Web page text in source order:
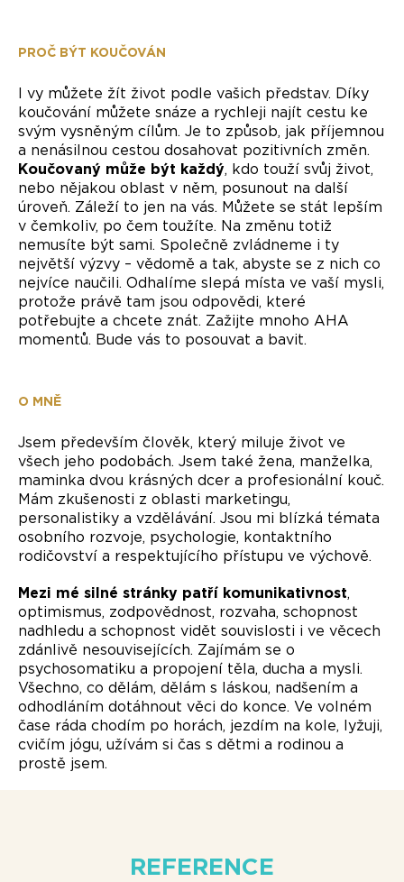
PROČ BÝT KOUČOVÁN
I vy můžete žít život podle vašich představ. Díky
koučování můžete snáze a rychleji najít cestu ke
svým vysněným cílům. Je to způsob, jak příjemnou
a nenásilnou cestou dosahovat pozitivních změn.
Koučovaný může být každý, kdo touží svůj život,
nebo nějakou oblast v něm, posunout na další
úroveň. Záleží to jen na vás. Můžete se stát lepším
v čemkoliv, po čem toužíte. Na změnu totiž
nemusíte být sami. Společně zvládneme i ty
největší výzvy – vědomě a tak, abyste se z nich co
nejvíce naučili. Odhalíme slepá místa ve vaší mysli,
protože právě tam jsou odpovědi, které
potřebujte a chcete znát. Zažijte mnoho AHA
momentů. Bude vás to posouvat a bavit.
O MNĚ
Jsem především člověk, který miluje život ve
všech jeho podobách. Jsem také žena, manželka,
maminka dvou krásných dcer a profesionální kouč.
Mám zkušenosti z oblasti marketingu,
personalistiky a vzdělávání. Jsou mi blízká témata
osobního rozvoje, psychologie, kontaktního
rodičovství a respektujícího přístupu ve výchově.
Mezi mé silné stránky patří komunikativnost,
optimismus, zodpovědnost, rozvaha, schopnost
nadhledu a schopnost vidět souvislosti i ve věcech
zdánlivě nesouvisejících. Zajímám se o
psychosomatiku a propojení těla, ducha a mysli.
Všechno, co dělám, dělám s láskou, nadšením a
odhodláním dotáhnout věci do konce. Ve volném
čase ráda chodím po horách, jezdím na kole, lyžuji,
cvičím jógu, užívám si čas s dětmi a rodinou a
prostě jsem.
REFERENCE